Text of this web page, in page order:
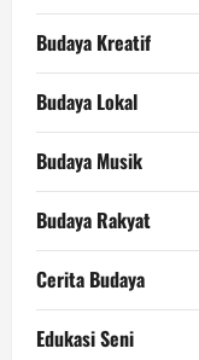
Budaya Kreatif
Budaya Lokal
Budaya Musik
Budaya Rakyat
Cerita Budaya
Edukasi Seni